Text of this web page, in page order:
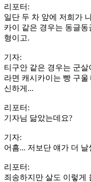
리포터:
일단 두 차 앞에 저희가
카이 같은 경우는 동글
형이고.
기자:
티구안 같은 경우는 군살
라면 캐시카이는 빵 구
신하게...
리포터:
기자님 닮았는데요?
기자:
어흠... 저보단 얘가 더
리포터:
죄송하지만 살도 이렇게